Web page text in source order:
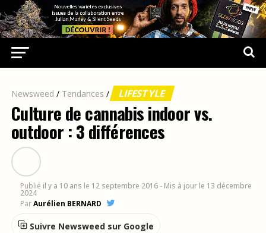
Newsweed / Tendances / LIFESTYLE
Culture de cannabis indoor vs.
outdoor : 3 différences
Publié il y a 10 ans le 12 septembre 2016 - Mis à jour le 13 décembre
2024
ParAurélien BERNARD
Suivre Newsweed sur Google